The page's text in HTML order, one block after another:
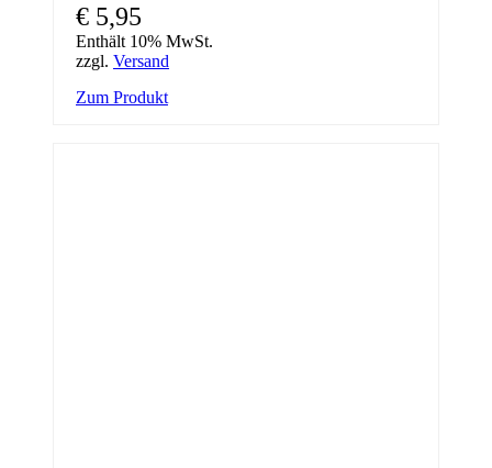
€ 5,95
Enthält 10% MwSt.
zzgl. Versand
Zum Produkt